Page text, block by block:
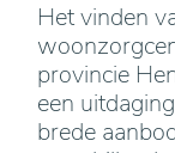
Het vinden
provincie
een
brede